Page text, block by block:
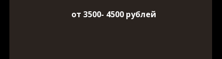
от 3500- 4500 рублей